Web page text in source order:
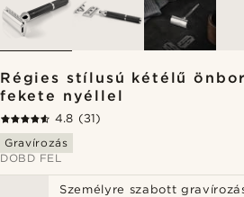
Régies stílusú kétélű
fekete nyéllel
4.8 (31)
Gravírozás
DOBD FEL
Személyre szabott